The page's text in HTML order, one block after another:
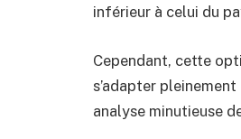
inférieur à celui du
Cependant, cette
s’adapter
analyse minutieuse